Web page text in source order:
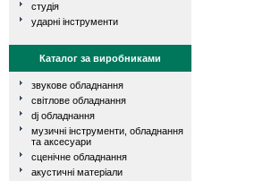
студія
ударні інструменти
Каталог за виробниками
звукове обладнання
світлове обладнання
dj обладнання
музичні інструменти, обладнання
та аксесуари
сценічне обладнання
акустичні матеріали